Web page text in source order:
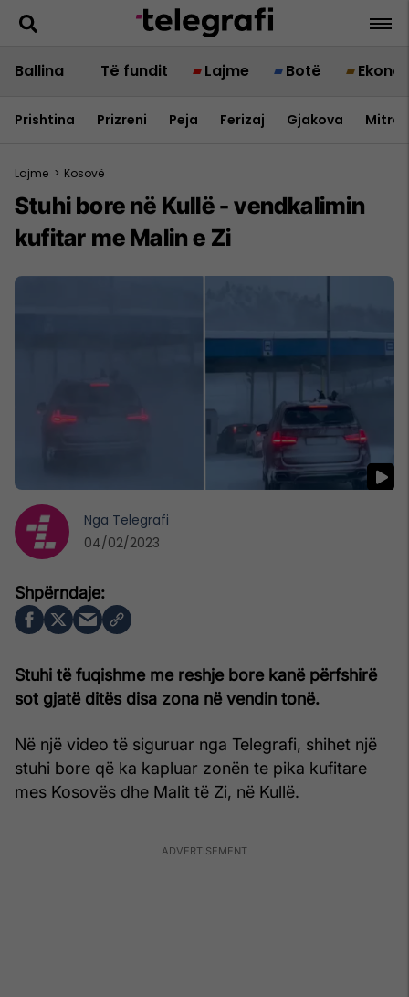
Ballina Të fundit Lajme Botë
Prishtina Prizreni Peja Ferizaj Gjakova
Lajme > Kosovë
Stuhi bore në Kullë - vendkalimin
kufitar me Malin e Zi
Stuhi të fuqishme me reshje bore kanë përfshirë
sot gjatë ditës disa zona në vendin tonë.
Në një video të siguruar nga Telegrafi, shihet një
stuhi bore që ka kapluar zonën te pika kufitare
mes Kosovës dhe Malit të Zi, në Kullë.
Nga Telegrafi
04/02/2023